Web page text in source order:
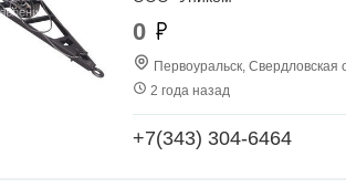
0
Первоуральск, Свердловская
2 года назад
+7(343) 304-6464